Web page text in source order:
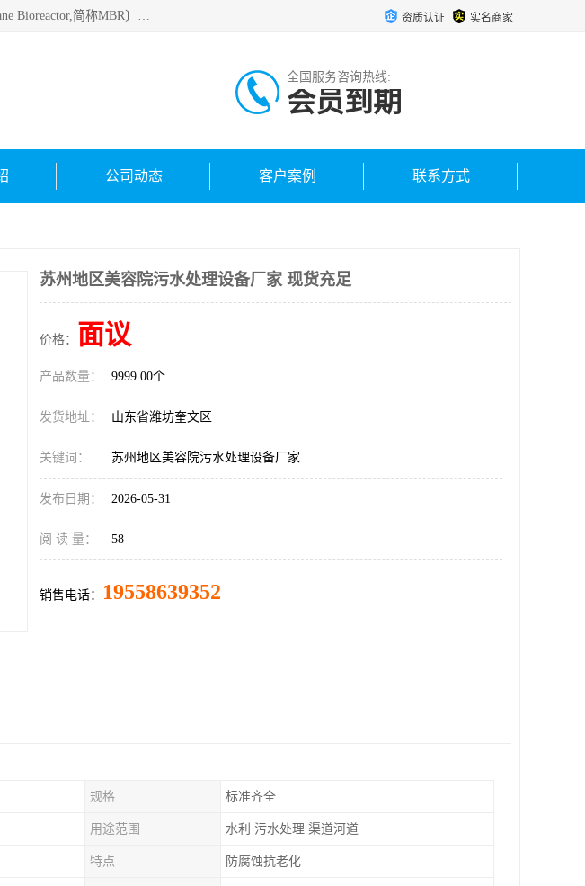
MBR污水处理设备广泛应用于各种需要直接排放河流里的污水处理，设备采用膜生物反应器（Membrane Bioreactor,简称MBR〕技术，取代了传统工艺中的二沉池，它可以*地进行固液分离，得到直接使用的稳定中水，又可在生物池内维持高浓度的微生物量，工艺剩余污泥少，极有效地去除氨氮，出水悬浮物和浊度接近于零，出水中细菌和病毒被大幅度去除，能耗低，占地面积小。 资质认证 实名商家
全国服务咨询热线:
会员到期
公司动态 客户案例 联系方式
苏州地区美容院污水处理设备厂家 现货充足
价格： 面议
产品数量： 9999.00个
发货地址： 山东省潍坊奎文区
关键词： 苏州地区美容院污水处理设备厂家
发布日期： 2026-05-31
阅 读 量： 58
销售电话： 19558639352
规格 标准齐全
用途范围 水利 污水处理 渠道河道
特点 防腐蚀抗老化